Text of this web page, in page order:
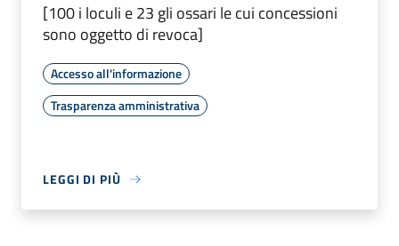
[100 i loculi e 23 gli ossari le cui concessioni
sono oggetto di revoca]
Accesso all'informazione
Trasparenza amministrativa
LEGGI DI PIÙ